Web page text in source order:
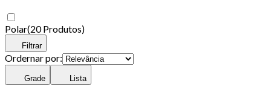
Polar(20 Produtos)
Filtrar
Ordernar por:
Grade Lista